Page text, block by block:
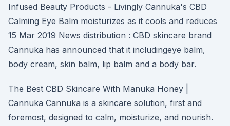
Infused Beauty Products - Livingly Cannuka's CBD
Calming Eye Balm moisturizes as it cools and reduces
15 Mar 2019 News distribution : CBD skincare brand
Cannuka has announced that it includingeye balm,
body cream, skin balm, lip balm and a body bar.
The Best CBD Skincare With Manuka Honey |
Cannuka Cannuka is a skincare solution, first and
foremost, designed to calm, moisturize, and nourish.